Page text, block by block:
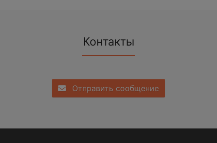
Контакты
Отправить сообщение